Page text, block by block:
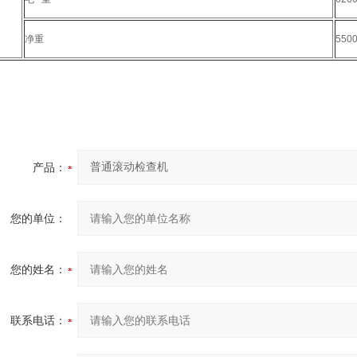
净重
产品：
您的单位：
您的姓名：
联系电话：